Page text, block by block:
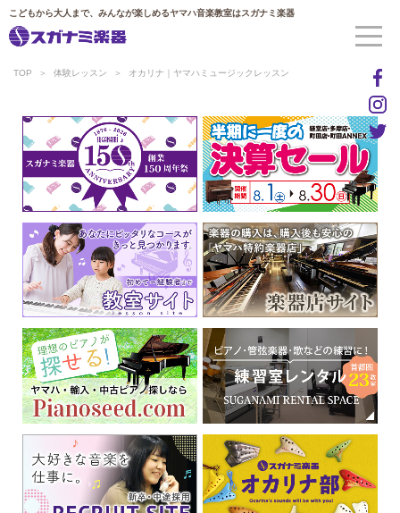
こどもから大人まで、みんなが楽しめるヤマハ音楽教室はスガナミ楽器
TOP 体験レッスン オカリナ｜ヤマハミュージックレッスン